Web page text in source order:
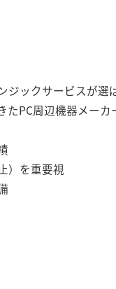
ックサービスが選
たPC周辺機器メー
）を重要視